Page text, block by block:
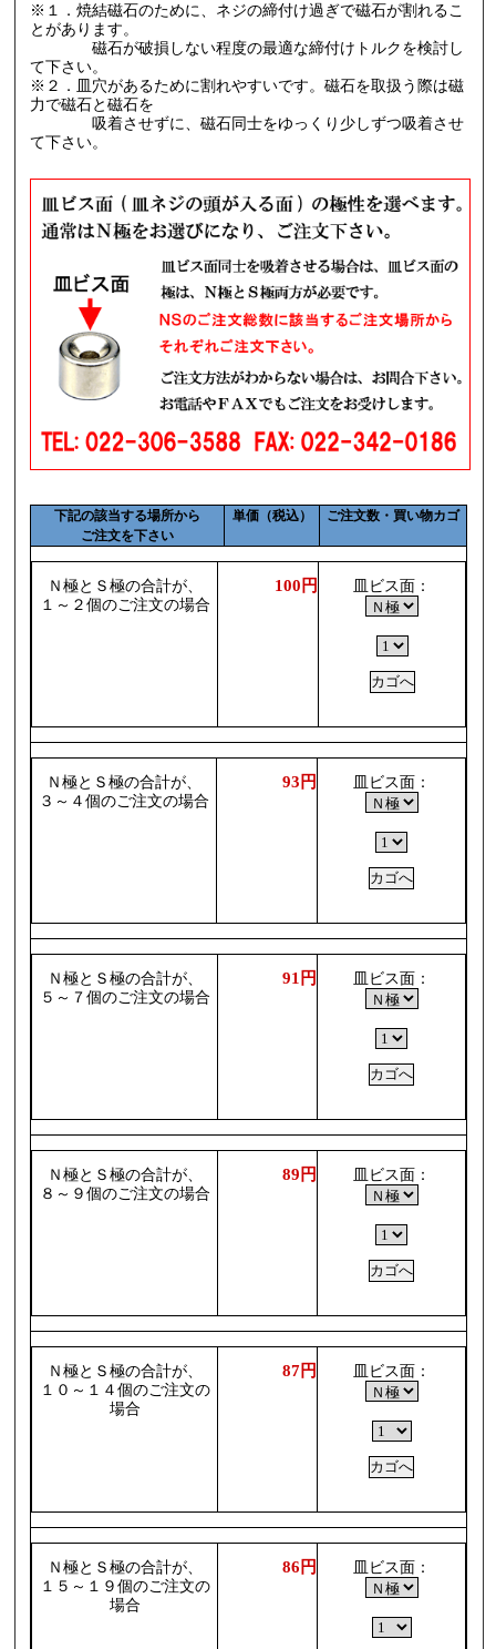
※１．焼結磁石のために、ネジの締付け過ぎで磁石が割れるこ
とがあります。
磁石が破損しない程度の最適な締付けトルクを検討し
て下さい。
※２．皿穴があるために割れやすいです。磁石を取扱う際は磁
力で磁石と磁石を
吸着させずに、磁石同士をゆっくり少しずつ吸着させ
て下さい。
下記の該当する場所から
ご注文を下さい
単価（税込） ご注文数・買い物カゴ
Ｎ極とＳ極の合計が、
１～２個のご注文の場合
100円 皿ビス面：
Ｎ極とＳ極の合計が、
３～４個のご注文の場合
93円 皿ビス面：
Ｎ極とＳ極の合計が、
５～７個のご注文の場合
91円 皿ビス面：
Ｎ極とＳ極の合計が、
８～９個のご注文の場合
89円 皿ビス面：
Ｎ極とＳ極の合計が、
１０～１４個のご注文の
場合
87円 皿ビス面：
Ｎ極とＳ極の合計が、
１５～１９個のご注文の
場合
86円 皿ビス面：